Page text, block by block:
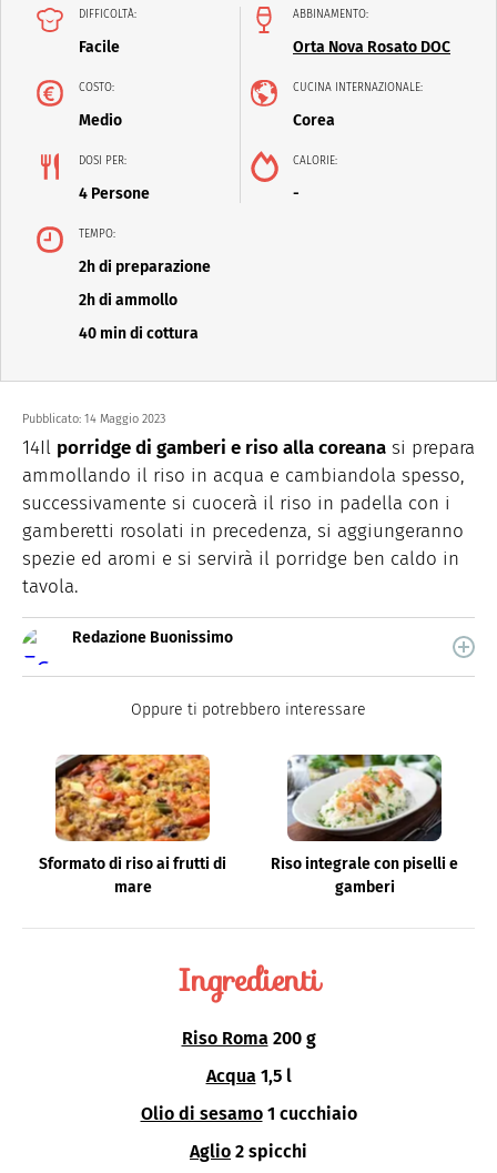
DIFFICOLTÀ:
Facile
ABBINAMENTO:
Orta Nova Rosato DOC
COSTO:
Medio
CUCINA INTERNAZIONALE:
Corea
DOSI PER:
4 Persone
CALORIE:
-
TEMPO:
2h di preparazione
2h di ammollo
40 min di cottura
Pubblicato: 14 Maggio 2023
14Il porridge di gamberi e riso alla coreana si prepara
ammollando il riso in acqua e cambiandola spesso,
successivamente si cuocerà il riso in padella con i
gamberetti rosolati in precedenza, si aggiungeranno
spezie ed aromi e si servirà il porridge ben caldo in
tavola.
Redazione Buonissimo
quale trovi idee veloci, facili e spiegate passo passo.
Oppure ti potrebbero interessare
Sformato di riso ai frutti di
mare
Riso integrale con piselli e
gamberi
Ingredienti
Riso Roma 200 g
Acqua 1,5 l
Olio di sesamo 1 cucchiaio
Aglio 2 spicchi